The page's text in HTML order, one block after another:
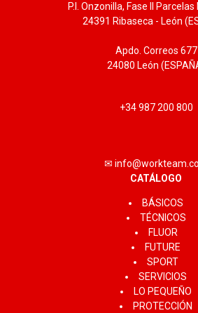
P.I. Onzonilla, Fase II
24391 Ribaseca - León
Apdo. Correos 677
24080 León
+34 987 200 800
✉
CATÁLOGO
BÁSICOS
TÉCNICOS
FLUOR
FUTURE
SPORT
SERVICIOS
LO PEQUEÑO
PROTECCIÓN